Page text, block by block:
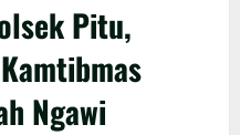
Pitu,
Ngawi